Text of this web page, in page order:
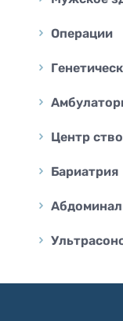
Операции
Центр
Бариатрия